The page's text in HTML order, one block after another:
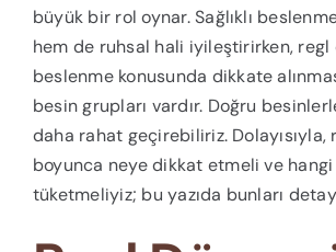
büyük bir rol oynar. Sağlıklı
hem de ruhsal hali iyileştirirken, regl
beslenme konusunda dikkate
besin grupları vardır. Doğru
daha rahat geçirebiliriz. Dolayısıyla,
boyunca neye dikkat etmeli ve hangi
tüketmeliyiz; bu yazıda bunları